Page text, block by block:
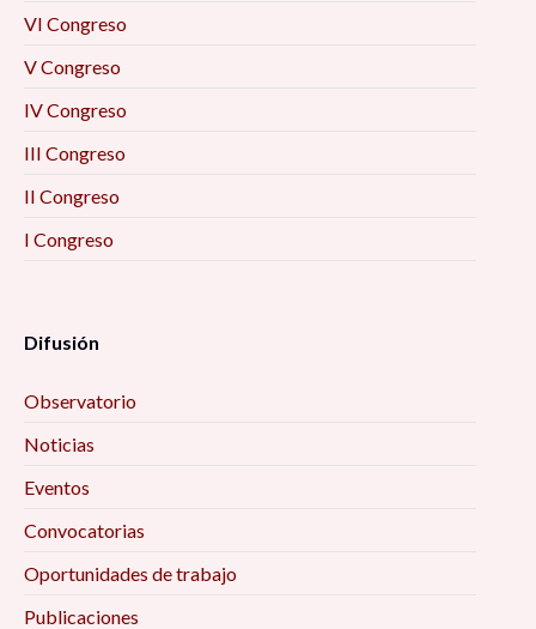
Conversatorio virtual “El COVID-19 y la
educación distanciada” 11:00 am
Conferencia «Los procesos socioeconómicos en
irregulares en Guadalupe, Zacatecas» 11:20 am
Presentación del libro «Diálogo de Saberes y
turismo. Desafíos y oportunidades compartidas
Conversatorio «La vida en situación de calle y el
Ciudad de México, São Paulo, Buenos Aires y
Bogotá» 12:00 pm
VI Congreso
V Congreso
IV Congreso
III Congreso
II Congreso
I Congreso
Difusión
Observatorio
Noticias
Eventos
Convocatorias
Oportunidades de trabajo
Publicaciones